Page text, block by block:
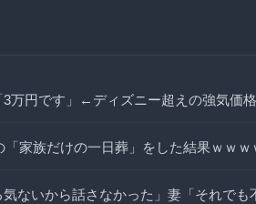
3万円です」←ディズニー超えの強気価
「家族だけの一日葬」をした結果ｗｗｗ
ないから話さなかった」妻「それで